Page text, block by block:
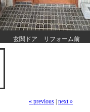
玄関ドア リフォーム前
« previous next »